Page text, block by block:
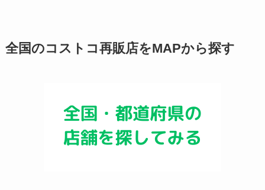
全国のコストコ再販店をMAPから探す